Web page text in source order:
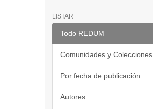
LISTAR
Todo REDUM
Comunidades y Colecciones
Por fecha de publicación
Autores